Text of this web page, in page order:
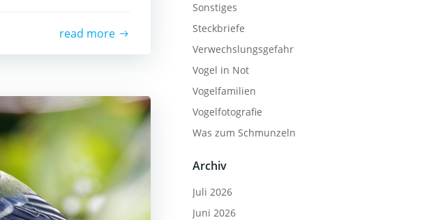
read more
Sonstiges
Steckbriefe
Verwechslungsgefahr
Vogel in Not
Vogelfamilien
Vogelfotografie
Was zum Schmunzeln
Archiv
Juli 2026
Juni 2026